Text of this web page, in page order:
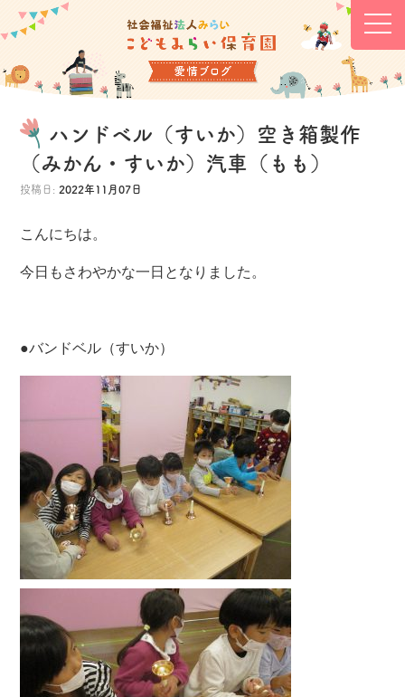
ハンドベル（すいか）空き箱製作
（みかん・すいか）汽車（もも）
投稿日: 2022年11月07日
こんにちは。
今日もさわやかな一日となりました。
●バンドベル（すいか）